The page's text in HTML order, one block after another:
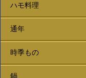
ハモ料理
通年
時季もの
鍋